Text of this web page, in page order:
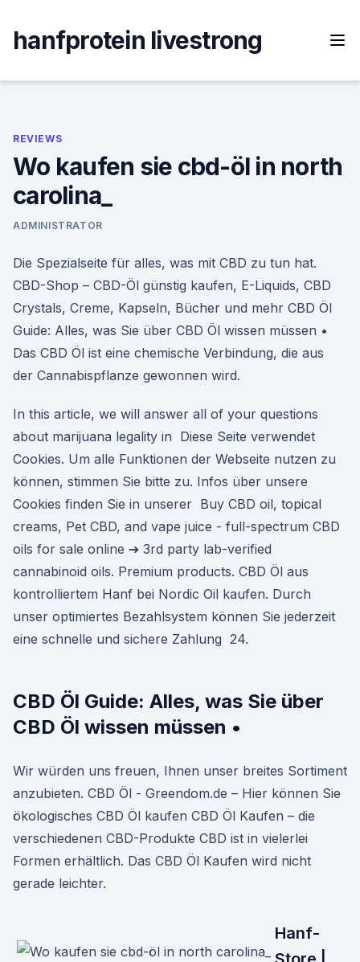
content
hanfprotein livestrong
REVIEWS
Wo kaufen sie cbd-öl in north
carolina_
ADMINISTRATOR
Die Spezialseite für alles, was mit CBD zu tun hat.
CBD-Shop – CBD-Öl günstig kaufen, E-Liquids, CBD
Crystals, Creme, Kapseln, Bücher und mehr CBD Öl
Guide: Alles, was Sie über CBD Öl wissen müssen •
Das CBD Öl ist eine chemische Verbindung, die aus
der Cannabispflanze gewonnen wird.
In this article, we will answer all of your questions
about marijuana legality in Diese Seite verwendet
Cookies. Um alle Funktionen der Webseite nutzen zu
können, stimmen Sie bitte zu. Infos über unsere
Cookies finden Sie in unserer Buy CBD oil, topical
creams, Pet CBD, and vape juice - full-spectrum CBD
oils for sale online ➔ 3rd party lab-verified
cannabinoid oils. Premium products. CBD Öl aus
kontrolliertem Hanf bei Nordic Oil kaufen. Durch
unser optimiertes Bezahlsystem können Sie jederzeit
eine schnelle und sichere Zahlung 24.
CBD Öl Guide: Alles, was Sie über
CBD Öl wissen müssen •
Wir würden uns freuen, Ihnen unser breites Sortiment
anzubieten. CBD Öl - Greendom.de – Hier können Sie
ökologisches CBD Öl kaufen CBD Öl Kaufen – die
verschiedenen CBD-Produkte CBD ist in vielerlei
Formen erhältlich. Das CBD Öl Kaufen wird nicht
gerade leichter.
Hanf-